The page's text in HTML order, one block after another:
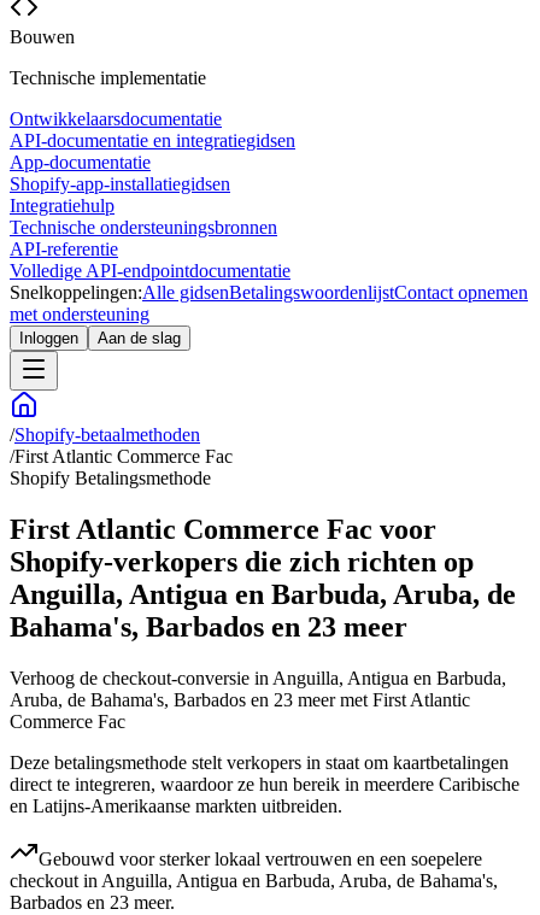
Bouwen
Technische implementatie
Ontwikkelaarsdocumentatie
API-documentatie en integratiegidsen
App-documentatie
Shopify-app-installatiegidsen
Integratiehulp
Technische ondersteuningsbronnen
API-referentie
Volledige API-endpointdocumentatie
Snelkoppelingen:Alle gidsenBetalingswoordenlijstContact opnemen
met ondersteuning
Inloggen Aan de slag
/Shopify-betaalmethoden
/First Atlantic Commerce Fac
Shopify Betalingsmethode
First Atlantic Commerce Fac voor
Shopify-verkopers die zich richten op
Anguilla, Antigua en Barbuda, Aruba, de
Bahama's, Barbados en 23 meer
Verhoog de checkout-conversie in Anguilla, Antigua en Barbuda,
Aruba, de Bahama's, Barbados en 23 meer met First Atlantic
Commerce Fac
Deze betalingsmethode stelt verkopers in staat om kaartbetalingen
direct te integreren, waardoor ze hun bereik in meerdere Caribische
en Latijns-Amerikaanse markten uitbreiden.
Gebouwd voor sterker lokaal vertrouwen en een soepelere
checkout in Anguilla, Antigua en Barbuda, Aruba, de Bahama's,
Barbados en 23 meer.